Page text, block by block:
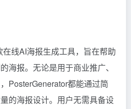
线AI海报生成工具，旨在帮助
海报。无论是用于商业推广、
PosterGenerator都能通过简
的海报设计。用户无需具备设